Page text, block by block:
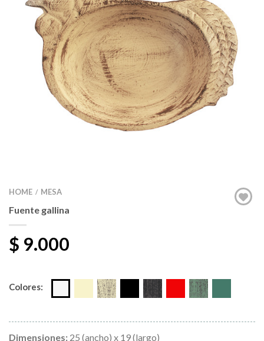
HOME / MESA
Fuente gallina
$ 9.000
Colores:
Dimensiones: 25 (ancho) x 19 (largo)